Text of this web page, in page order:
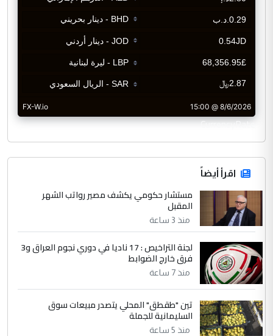
CurrencyRate
اقرأ أيضاً
مستشار حكومي يكشف مصير رواتب الشهر
المقبل
منذ 3 ساعة
لجنة التراخيص : 17 ناديا في دوري نجوم العراق و3
فرق خارج الضوابط
منذ 7 ساعة
تين "طقطق" المحلي يتصدر مبيعات سوق
السليمانية للجملة
منذ 5 ساعة